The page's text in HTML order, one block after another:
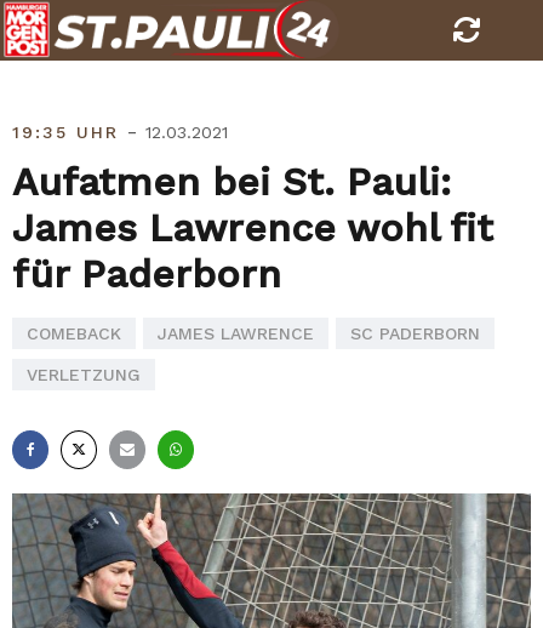
Skip
to
19:35 UHR - 12.03.2021
Aufatmen bei St. Pauli:
James Lawrence wohl fit
für Paderborn
COMEBACK JAMES LAWRENCE SC PADERBORN
VERLETZUNG
Mail